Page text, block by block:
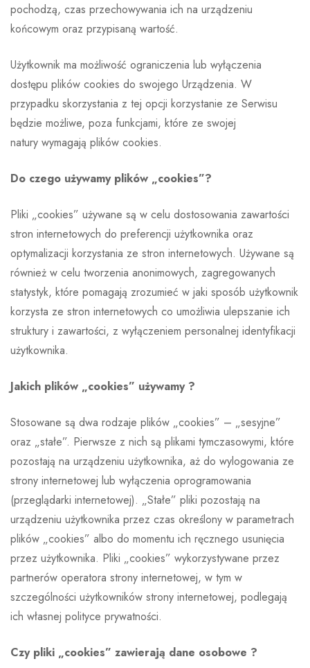
pochodzą, czas przechowywania ich na urządzeniu
końcowym oraz przypisaną wartość.
Użytkownik ma możliwość ograniczenia lub wyłączenia
dostępu plików cookies do swojego Urządzenia. W
przypadku skorzystania z tej opcji korzystanie ze Serwisu
będzie możliwe, poza funkcjami, które ze swojej
natury wymagają plików cookies.
Do czego używamy plików „cookies”?
Pliki „cookies” używane są w celu dostosowania zawartości
stron internetowych do preferencji użytkownika oraz
optymalizacji korzystania ze stron internetowych. Używane są
również w celu tworzenia anonimowych, zagregowanych
statystyk, które pomagają zrozumieć w jaki sposób użytkownik
korzysta ze stron internetowych co umożliwia ulepszanie ich
struktury i zawartości, z wyłączeniem personalnej identyfikacji
użytkownika.
Jakich plików „cookies” używamy ?
Stosowane są dwa rodzaje plików „cookies” – „sesyjne”
oraz „stałe”. Pierwsze z nich są plikami tymczasowymi, które
pozostają na urządzeniu użytkownika, aż do wylogowania ze
strony internetowej lub wyłączenia oprogramowania
(przeglądarki internetowej). „Stałe” pliki pozostają na
urządzeniu użytkownika przez czas określony w parametrach
plików „cookies” albo do momentu ich ręcznego usunięcia
przez użytkownika. Pliki „cookies” wykorzystywane przez
partnerów operatora strony internetowej, w tym w
szczególności użytkowników strony internetowej, podlegają
ich własnej polityce prywatności.
Czy pliki „cookies” zawierają dane osobowe ?